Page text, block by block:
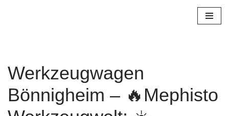
Werkzeugwagen
Bönnigheim – 🔥Mephisto